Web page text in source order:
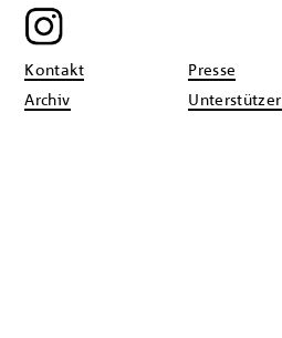
Kontakt
Archiv
Presse
Unterstützer